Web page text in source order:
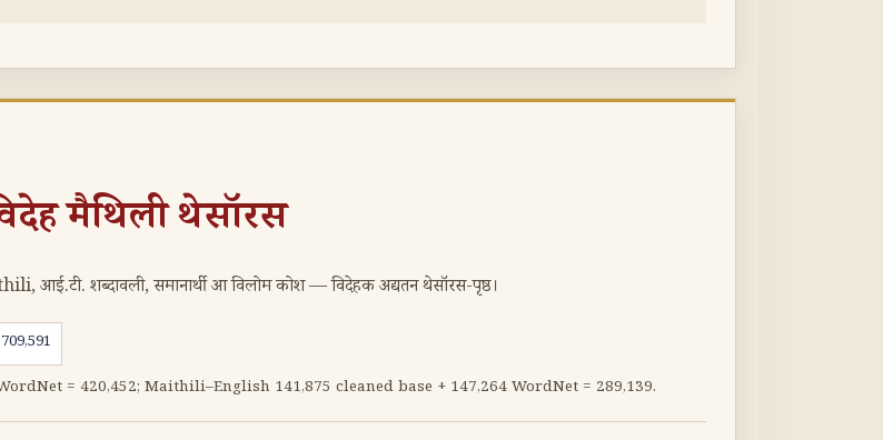
मैथिली थेसॉरस
शब्दावली, समानार्थी आ विलोम कोश — विदेहक अद्यतन थेसॉरस-पृष्ठ।
= 420,452; Maithili–English 141,875 cleaned base + 147,264 WordNet = 289,139.